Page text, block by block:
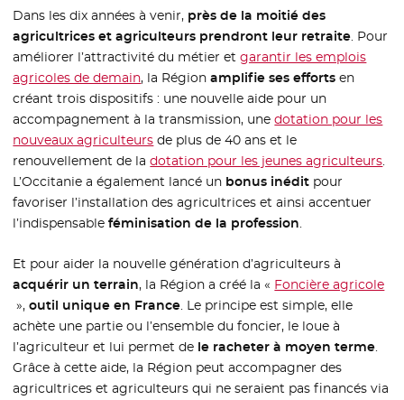
Dans les dix années à venir, près de la moitié des
agricultrices et agriculteurs prendront leur retraite. Pour
améliorer l’attractivité du métier etgarantir les emplois
agricoles de demain, la Régionamplifie ses efforts en
créant trois dispositifs : une nouvelle aide pour un
accompagnement à la transmission, unedotation pour les
nouveaux agriculteurs - Nouvelle fenêtre
de plus de 40 ans et le
renouvellement de ladotation pour les jeunes agriculteurs-
.
L’Occitanie a également lancé un bonus inédit pour
favoriser l’installation des agricultrices et ainsi accentuer
l’indispensableféminisation de la profession.
Et pour aider la nouvelle génération d’agriculteurs à
acquérir un terrain, la Région a créé la « Foncière agricole
- Nouvelle fenêtre
»,outil unique en France. Le principe est simple, elle
achète une partie ou l’ensemble du foncier, le loue à
l’agriculteur et lui permet de le racheter à moyen terme.
Grâce à cette aide, la Région peut accompagner des
agricultrices et agriculteurs qui ne seraient pas financés via